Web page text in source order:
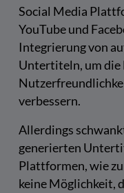
Social Media
YouTube und
Integrierung von
Untertiteln, um
verbessern.
Allerdings
generierten
Plattformen, wie
keine Möglichkeit,